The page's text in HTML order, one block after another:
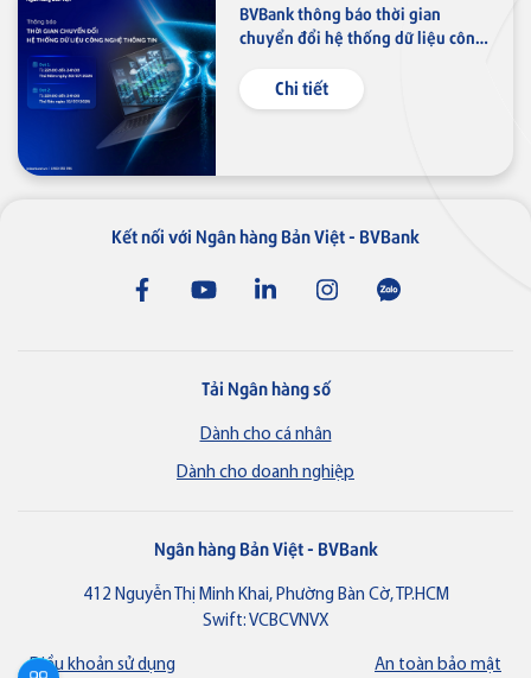
BVBank thông báo thời gian
chuyển đổi hệ thống dữ liệu công
Chi tiết
Kết nối với Ngân hàng Bản Việt - BVBank
Tải Ngân hàng số
Dành cho cá nhân
Dành cho doanh nghiệp
Ngân hàng Bản Việt - BVBank
412 Nguyễn Thị Minh Khai, Phường Bàn Cờ, TP.HCM
Swift: VCBCVNVX
Điều khoản sử dụng An toàn bảo mật